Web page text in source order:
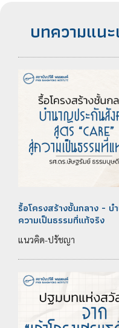
บทความแน
รื้อโครงสร้างชั้นกลาง -
ความเป็นธรรมที่แท้จริง
แนวคิด-ปรัชญา